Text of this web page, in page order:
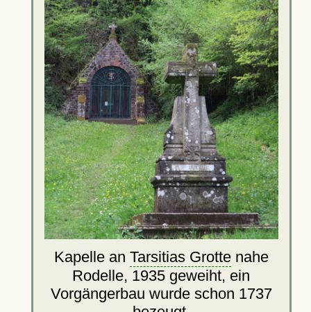
Kapelle an Tarsitias Grottenahe
Rodelle, 1935 geweiht, ein
Vorgängerbau wurde schon 1737